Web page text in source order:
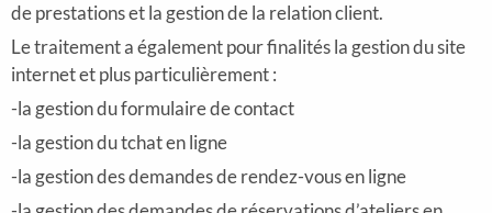
de prestations et la gestion de la relation client.
Le traitement a également pour finalités la gestion du site
internet et plus particulièrement :
-la gestion du formulaire de contact
-la gestion du tchat en ligne
-la gestion des demandes de rendez-vous en ligne